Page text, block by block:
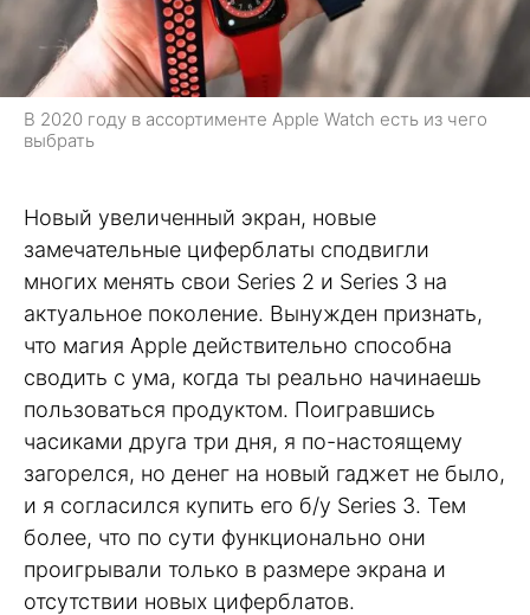
В 2020 году в ассортименте Apple Watch есть из чего
выбрать
Новый увеличенный экран, новые
замечательные циферблаты сподвигли
многих менять свои Series 2 и Series 3 на
актуальное поколение. Вынужден признать,
что магия Apple действительно способна
сводить с ума, когда ты реально начинаешь
пользоваться продуктом. Поигравшись
часиками друга три дня, я по-настоящему
загорелся, но денег на новый гаджет не было,
и я согласился купить его б/у Series 3. Тем
более, что по сути функционально они
проигрывали только в размере экрана и
отсутствии новых циферблатов.